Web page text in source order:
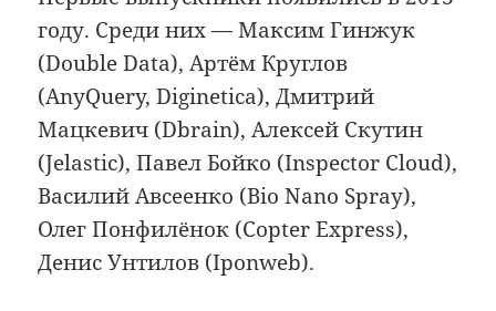
году. Среди них — Максим Гинжук
(Double Data), Артём Круглов
(AnyQuery, Diginetica), Дмитрий
Мацкевич (Dbrain), Алексей Скутин
(Jelastic), Павел Бойко (Inspector Cloud),
Василий Авсеенко (Bio Nano Spray),
Олег Понфилёнок (Copter Express),
Денис Унтилов (Iponweb).